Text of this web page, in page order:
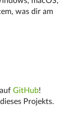
was dir am
aufGitHub!
Projekts.